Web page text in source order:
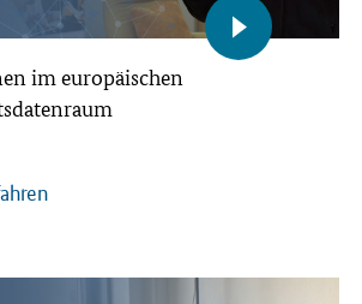
im europäischen